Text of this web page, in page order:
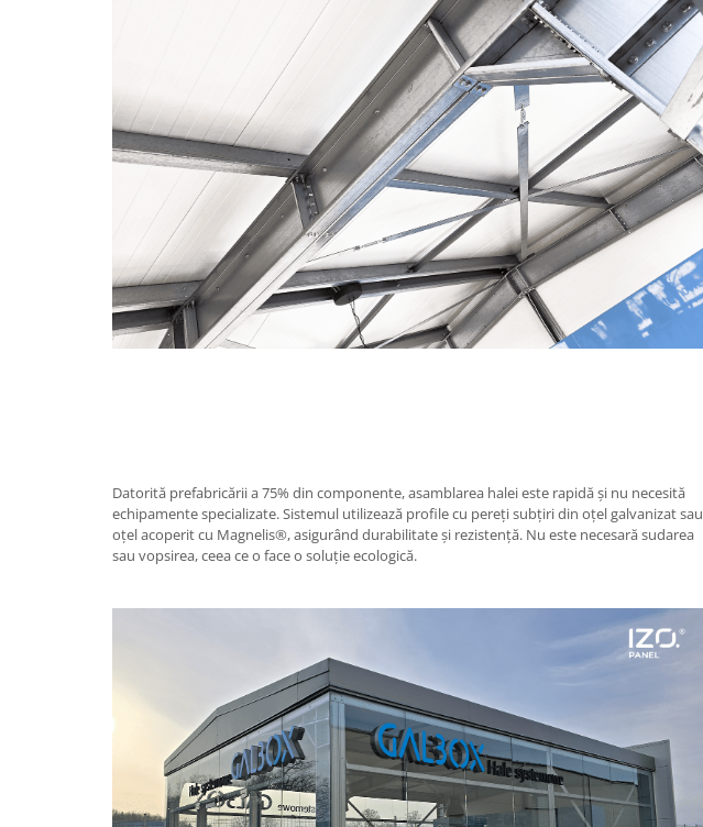
Datorită prefabricării a 75% din componente, asamblarea halei este rapidă și nu necesită
echipamente specializate. Sistemul utilizează profile cu pereți subțiri din oțel galvanizat sau
oțel acoperit cu Magnelis®, asigurând durabilitate și rezistență. Nu este necesară sudarea
sau vopsirea, ceea ce o face o soluție ecologică.